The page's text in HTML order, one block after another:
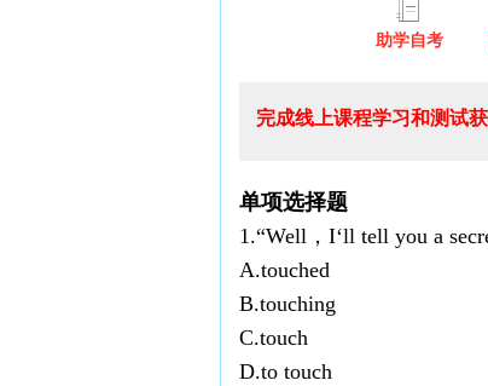
助学自考
完成线上课程学习和测试
单项选择题
1.“Well，I‘ll tell you a
A.touched
B.touching
C.touch
D.to touch